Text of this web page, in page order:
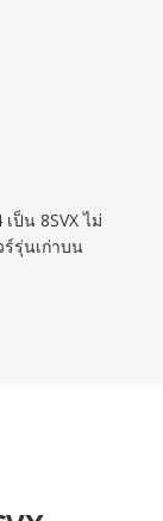
ป็น 8SVX ไม่
รุ่นเก่าบน